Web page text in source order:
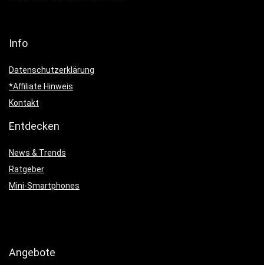
Info
Datenschutzerklärung
*Affiliate Hinweis
Kontakt
Entdecken
News & Trends
Ratgeber
Mini-Smartphones
Angebote